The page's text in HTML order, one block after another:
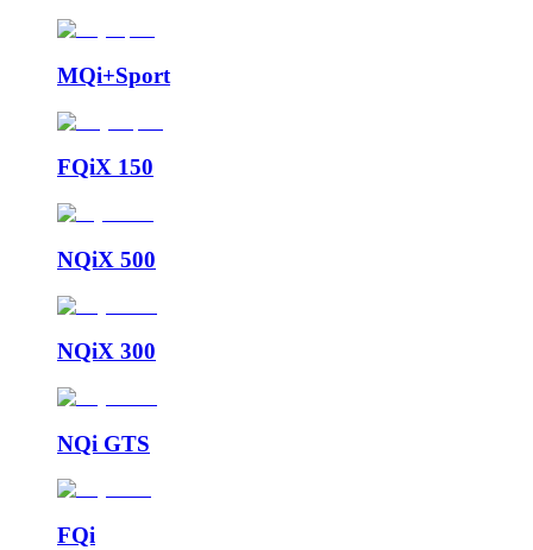
MQi+Sport
FQiX 150
NQiX 500
NQiX 300
NQi GTS
FQi